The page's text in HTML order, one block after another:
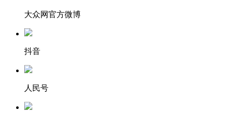
大众网官方微博
抖音
人民号